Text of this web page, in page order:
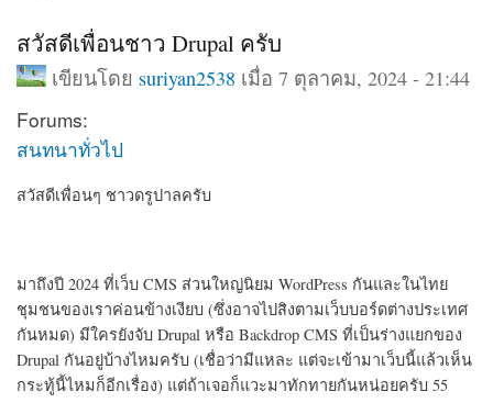
สวัสดีเพื่อนชาว Drupal ครับ
เขียนโดย suriyan2538 เมื่อ 7 ตุลาคม, 2024 - 21:44
Forums:
สนทนาทั่วไป
สวัสดีเพื่อนๆ ชาวดรูปาลครับ
มาถึงปี 2024 ที่เว็บ CMS ส่วนใหญ่นิยม WordPress กันและในไทย
ชุมชนของเราค่อนข้างเงียบ (ซึ่งอาจไปสิงตามเว็บบอร์ดต่างประเทศ
กันหมด) มีใครยังจับ Drupal หรือ Backdrop CMS ที่เป็นร่างแยกของ
Drupal กันอยู่บ้างไหมครับ (เชื่อว่ามีแหละ แต่จะเข้ามาเว็บนี้แล้วเห็น
กระทู้นี้ไหมก็อีกเรื่อง) แต่ถ้าเจอก็แวะมาทักทายกันหน่อยครับ 55